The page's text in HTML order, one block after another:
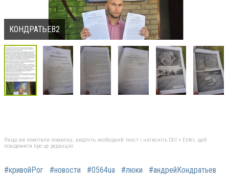
КОНДРАТЬЕВ2
Якщо ви помітили помилку, виділіть необхідний текст і натисніть Ctrl + Enter, щоб
повідомити про це редакцію
#кривойРог #новости #0564ua #люки #андрейКондратьев